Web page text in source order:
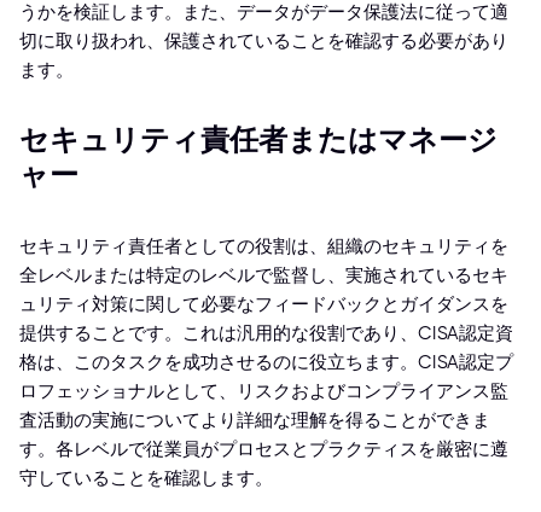
うかを検証します。また、データがデータ保護法に従って適
切に取り扱われ、保護されていることを確認する必要があり
ます。
セキュリティ責任者またはマネージ
ャー
セキュリティ責任者としての役割は、組織のセキュリティを
全レベルまたは特定のレベルで監督し、実施されているセキ
ュリティ対策に関して必要なフィードバックとガイダンスを
提供することです。これは汎用的な役割であり、CISA認定資
格は、このタスクを成功させるのに役立ちます。CISA認定プ
ロフェッショナルとして、リスクおよびコンプライアンス監
査活動の実施についてより詳細な理解を得ることができま
す。各レベルで従業員がプロセスとプラクティスを厳密に遵
守していることを確認します。